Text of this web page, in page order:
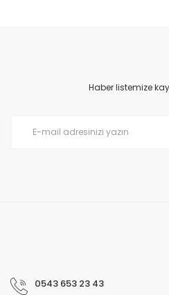
Ürün resmi kalitesiz, bozuk veya
Ürün açıklamasında eksik
Haber listemize
0543 653 23 43